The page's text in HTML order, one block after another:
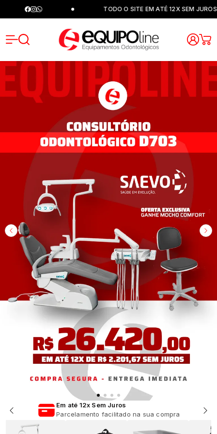
TODO O SITE EM ATÉ 12X SEM JUROS
Em até 12x Sem Juros
Parcelamento facilitado na sua compra